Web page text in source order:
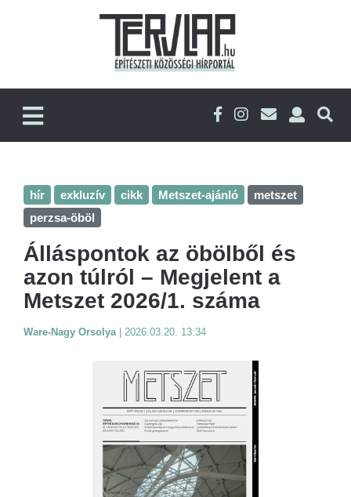
hír exkluzív cikk Metszet-ajánló
metszet
perzsa-öböl
Álláspontok az öbölből és
azon túlról – Megjelent a
Metszet 2026/1. száma
Ware-Nagy Orsolya 2026.03.20. 13:34